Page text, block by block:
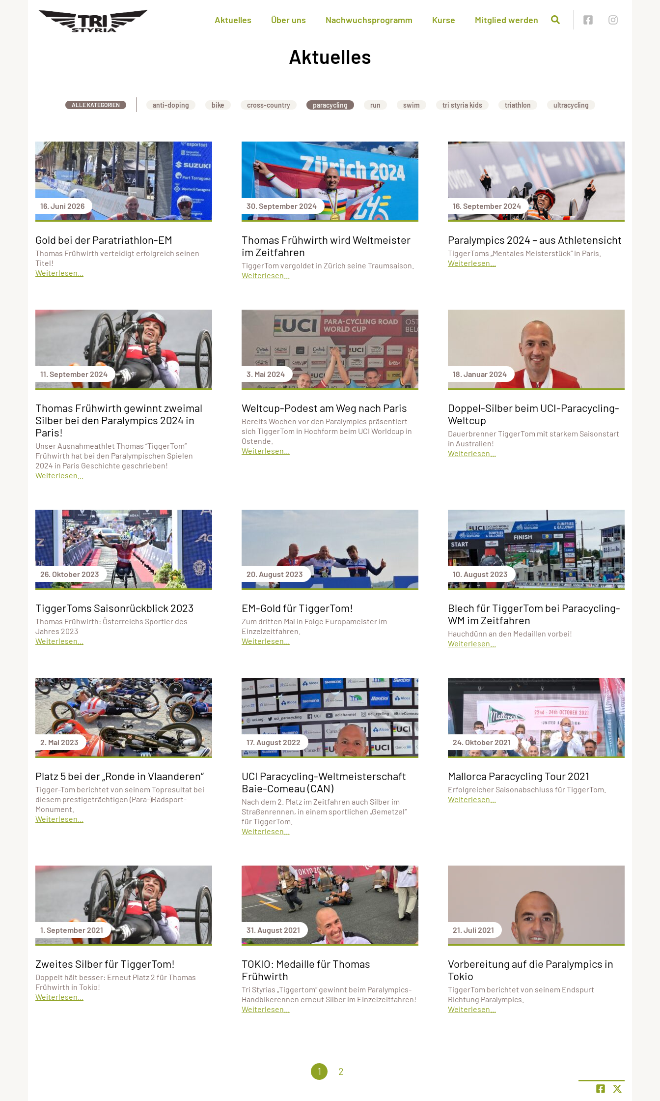
Aktuelles Über uns Nachwuchsprogramm Kurse Mitglied werden
Aktuelles
ALLE KATEGORIEN anti-doping bike cross-country paracycling run swim tri styria kids triathlon ultracycling
16. Juni 2026
Gold bei der Paratriathlon-EM
Thomas Frühwirth verteidigt erfolgreich seinen
Titel!
Weiterlesen...
30. September 2024
Thomas Frühwirth wird Weltmeister
im Zeitfahren
TiggerTom vergoldet in Zürich seine Traumsaison.
Weiterlesen...
16. September 2024
Paralympics 2024 – aus Athletensicht
TiggerToms „Mentales Meisterstück“ in Paris.
Weiterlesen...
11. September 2024
Thomas Frühwirth gewinnt zweimal
Silber bei den Paralympics 2024 in
Paris!
Unser Ausnahmeathlet Thomas “TiggerTom”
Frühwirth hat bei den Paralympischen Spielen
2024 in Paris Geschichte geschrieben!
Weiterlesen...
3. Mai 2024
Weltcup-Podest am Weg nach Paris
Bereits Wochen vor den Paralympics präsentiert
sich TiggerTom in Hochform beim UCI Worldcup in
Ostende.
Weiterlesen...
18. Januar 2024
Doppel-Silber beim UCI-Paracycling-
Weltcup
Dauerbrenner TiggerTom mit starkem Saisonstart
in Australien!
Weiterlesen...
26. Oktober 2023
TiggerToms Saisonrückblick 2023
Thomas Frühwirth: Österreichs Sportler des
Jahres 2023
Weiterlesen...
20. August 2023
EM-Gold für TiggerTom!
Zum dritten Mal in Folge Europameister im
Einzelzeitfahren.
Weiterlesen...
10. August 2023
Blech für TiggerTom bei Paracycling-
WM im Zeitfahren
Hauchdünn an den Medaillen vorbei!
Weiterlesen...
2. Mai 2023
Platz 5 bei der „Ronde in Vlaanderen“
Tigger-Tom berichtet von seinem Topresultat bei
diesem prestigeträchtigen (Para-)Radsport-
Monument.
Weiterlesen...
17. August 2022
UCI Paracycling-Weltmeisterschaft
Baie-Comeau (CAN)
Nach dem 2. Platz im Zeitfahren auch Silber im
Straßenrennen, in einem sportlichen „Gemetzel“
für TiggerTom.
Weiterlesen...
24. Oktober 2021
Mallorca Paracycling Tour 2021
Erfolgreicher Saisonabschluss für TiggerTom.
Weiterlesen...
1. September 2021
Zweites Silber für TiggerTom!
Doppelt hält besser: Erneut Platz 2 für Thomas
Frühwirth in Tokio!
Weiterlesen...
31. August 2021
TOKIO: Medaille für Thomas
Frühwirth
Tri Styrias „Tiggertom“ gewinnt beim Paralympics-
Handbikerennen erneut Silber im Einzelzeitfahren!
Weiterlesen...
21. Juli 2021
Vorbereitung auf die Paralympics in
Tokio
TiggerTom berichtet von seinem Endspurt
Richtung Paralympics.
Weiterlesen...
1 2